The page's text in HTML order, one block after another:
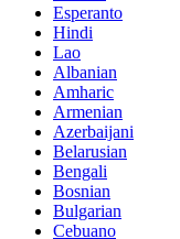
Esperanto
Hindi
Lao
Albanian
Amharic
Armenian
Azerbaijani
Belarusian
Bengali
Bosnian
Bulgarian
Cebuano